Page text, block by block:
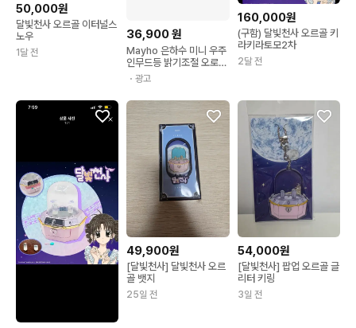
50,000원
달빛천사 오르골 이터널스
노우
1달 전
36,900원
Mayho 은하수 미니 우주
인무드등 밝기조절 오로라
무드등 선물용 수면등, 화
이트
・광고
160,000원
(구함) 달빛천사 오르골 키
라키라토모2차
2달 전
49,900원
[달빛천사] 달빛천사 오르
골 뱃지
25일 전
54,000원
[달빛천사] 팝업 오르골 글
리터 키링
3일 전